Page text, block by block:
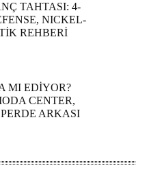
TAHTASI: 4-
NICKEL-
REHBERİ
MI EDİYOR?
CENTER,
ARKASI